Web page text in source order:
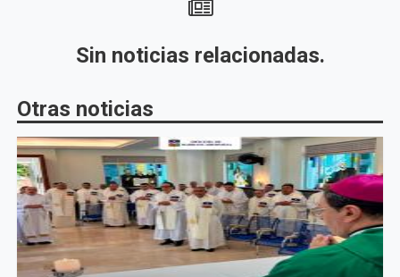
Sin noticias relacionadas.
Otras noticias